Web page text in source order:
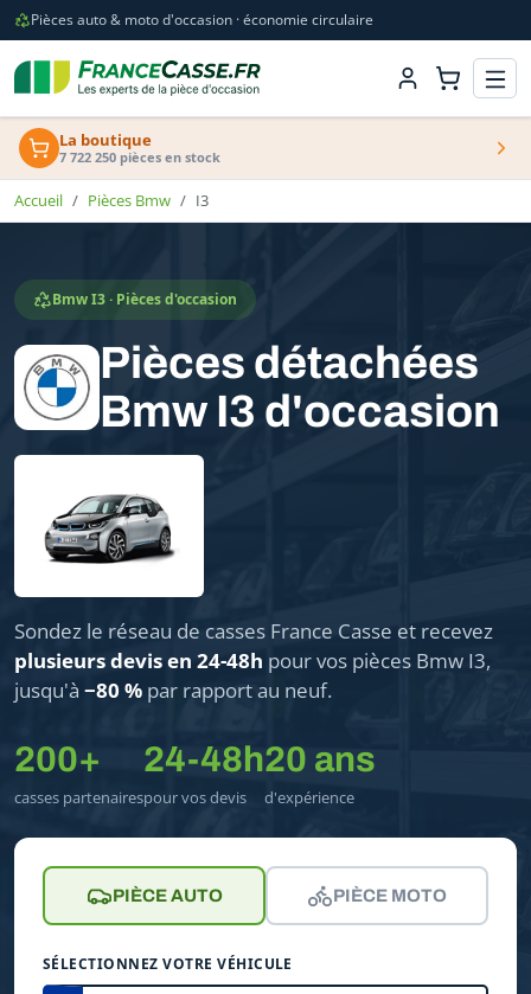
Pièces auto & moto d'occasion · économie circulaire
La boutique
7 722 250 pièces en stock
Accueil Pièces Bmw I3
Bmw I3 · Pièces d'occasion
Pièces détachées
Bmw I3 d'occasion
Sondez le réseau de casses France Casse et recevez
plusieurs devis en 24-48h pour vos pièces Bmw I3,
jusqu'à −80 % par rapport au neuf.
200+
casses partenaires
24-48h
pour vos devis
20 ans
d'expérience
PIÈCE AUTO PIÈCE MOTO
SÉLECTIONNEZ VOTRE VÉHICULE